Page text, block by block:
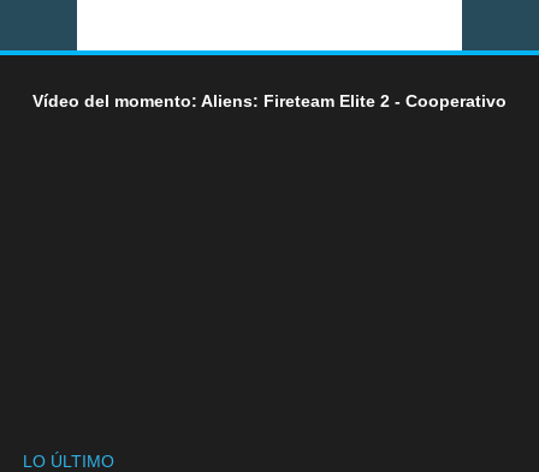
Vídeo del momento: Aliens: Fireteam Elite 2 - Cooperativo
LO ÚLTIMO